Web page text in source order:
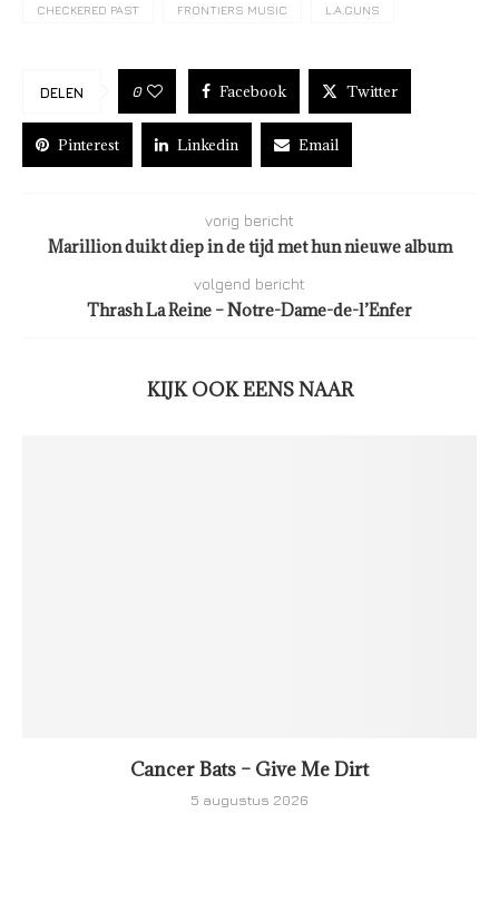
CHECKERED PAST FRONTIERS MUSIC L.A.GUNS
DELEN 0 Facebook Twitter
Pinterest Linkedin Email
vorig bericht
Marillion duikt diep in de tijd met hun nieuwe album
volgend bericht
Thrash La Reine – Notre-Dame-de-l’Enfer
KIJK OOK EENS NAAR
Cancer Bats – Give Me Dirt
5 augustus 2026